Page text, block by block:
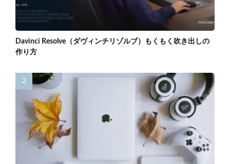
Davinci Resolve（ダヴィンチリゾルブ）もくもく吹き出しの
作り方